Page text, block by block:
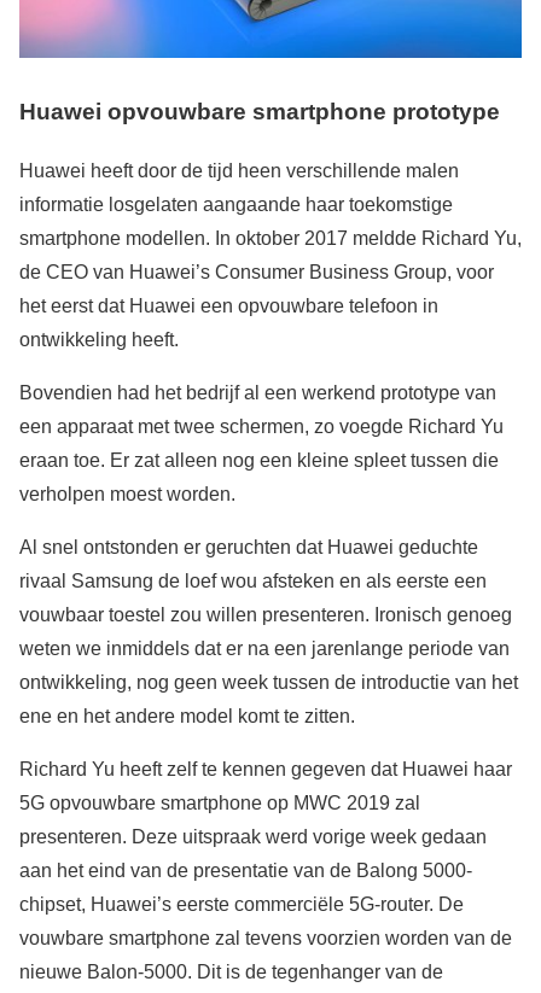
Huawei opvouwbare smartphone prototype
Huawei heeft door de tijd heen verschillende malen
informatie losgelaten aangaande haar toekomstige
smartphone modellen. In oktober 2017 meldde Richard Yu,
de CEO van Huawei’s Consumer Business Group, voor
het eerst dat Huawei een opvouwbare telefoon in
ontwikkeling heeft.
Bovendien had het bedrijf al een werkend prototype van
een apparaat met twee schermen, zo voegde Richard Yu
eraan toe. Er zat alleen nog een kleine spleet tussen die
verholpen moest worden.
Al snel ontstonden er geruchten dat Huawei geduchte
rivaal Samsung de loef wou afsteken en als eerste een
vouwbaar toestel zou willen presenteren. Ironisch genoeg
weten we inmiddels dat er na een jarenlange periode van
ontwikkeling, nog geen week tussen de introductie van het
ene en het andere model komt te zitten.
Richard Yu heeft zelf te kennen gegeven dat Huawei haar
5G opvouwbare smartphone op MWC 2019 zal
presenteren. Deze uitspraak werd vorige week gedaan
aan het eind van de presentatie van de Balong 5000-
chipset, Huawei’s eerste commerciële 5G-router. De
vouwbare smartphone zal tevens voorzien worden van de
nieuwe Balon-5000. Dit is de tegenhanger van de